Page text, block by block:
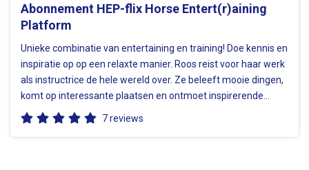
Abonnement HEP-flix Horse Entert(r)aining
Platform
Unieke combinatie van entertaining en training! Doe kennis en
inspiratie op op een relaxte manier. Roos reist voor haar werk
als instructrice de hele wereld over. Ze beleeft mooie dingen,
komt op interessante plaatsen en ontmoet inspirerende
personen. Ben jij nieuwsgierig naar het échte leven achter…
7 reviews